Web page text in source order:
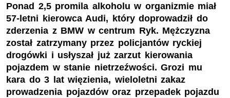
Ponad 2,5 promila alkoholu w organizmie miał
57-letni kierowca Audi, który doprowadził do
zderzenia z BMW w centrum Ryk. Mężczyzna
został zatrzymany przez policjantów ryckiej
drogówki i usłyszał już zarzut kierowania
pojazdem w stanie nietrzeźwości. Grozi mu
kara do 3 lat więzienia, wieloletni zakaz
prowadzenia pojazdów oraz przepadek pojazdu